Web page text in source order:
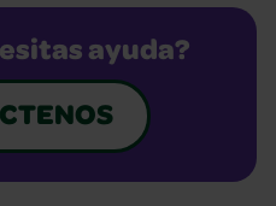
ayuda?